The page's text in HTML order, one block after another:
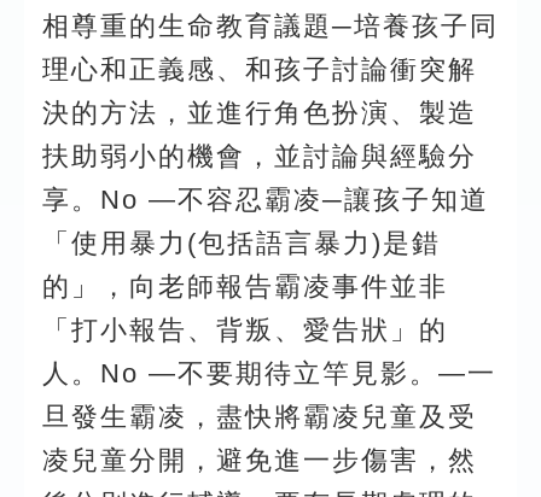
相尊重的生命教育議題─培養孩子同
理心和正義感、和孩子討論衝突解
決的方法，並進行角色扮演、製造
扶助弱小的機會，並討論與經驗分
享。No —不容忍霸凌─讓孩子知道
「使用暴力(包括語言暴力)是錯
的」，向老師報告霸凌事件並非
「打小報告、背叛、愛告狀」的
人。No —不要期待立竿見影。—一
旦發生霸凌，盡快將霸凌兒童及受
凌兒童分開，避免進一步傷害，然